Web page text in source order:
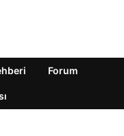
Forum